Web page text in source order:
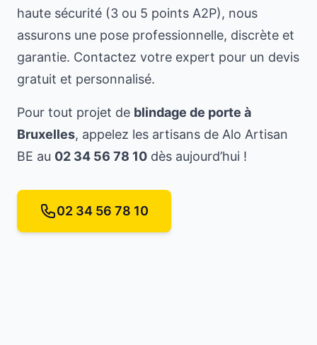
haute sécurité (3 ou 5 points A2P), nous
assurons une pose professionnelle, discrète et
garantie. Contactez votre expert pour un devis
gratuit et personnalisé.
Pour tout projet de blindage de porte à
Bruxelles, appelez les artisans de Alo Artisan
BE au 02 34 56 78 10 dès aujourd’hui !
02 34 56 78 10